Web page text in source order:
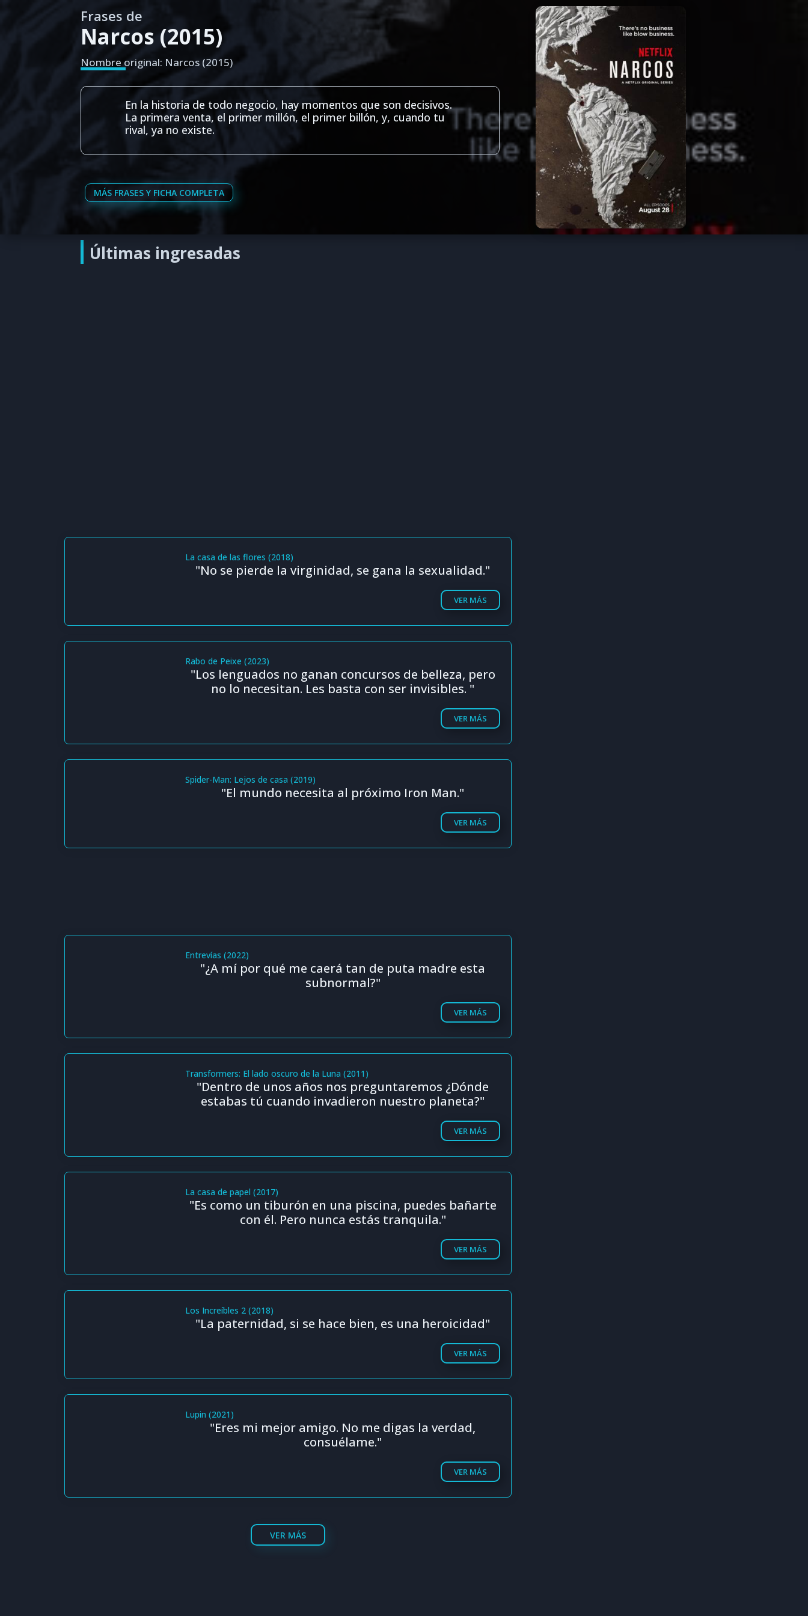
Frases de
Narcos (2015)
Nombre original: Narcos (2015)
En la historia de todo negocio, hay momentos que son decisivos.
La primera venta, el primer millón, el primer billón, y, cuando tu
rival, ya no existe.
MÁS FRASES Y FICHA COMPLETA
Últimas ingresadas
La casa de las flores (2018)
"No se pierde la virginidad, se gana la sexualidad."
VER MÁS
Rabo de Peixe (2023)
"Los lenguados no ganan concursos de belleza, pero
no lo necesitan. Les basta con ser invisibles. "
VER MÁS
Spider-Man: Lejos de casa (2019)
"El mundo necesita al próximo Iron Man."
VER MÁS
Entrevías (2022)
"¿A mí por qué me caerá tan de puta madre esta
subnormal?"
VER MÁS
Transformers: El lado oscuro de la Luna (2011)
"Dentro de unos años nos preguntaremos ¿Dónde
estabas tú cuando invadieron nuestro planeta?"
VER MÁS
La casa de papel (2017)
"Es como un tiburón en una piscina, puedes bañarte
con él. Pero nunca estás tranquila."
VER MÁS
Los Increíbles 2 (2018)
"La paternidad, si se hace bien, es una heroicidad"
VER MÁS
Lupin (2021)
"Eres mi mejor amigo. No me digas la verdad,
consuélame."
VER MÁS
VER MÁS